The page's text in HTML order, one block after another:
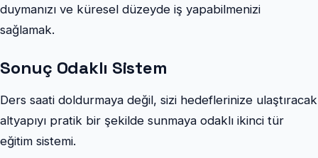
duymanızı ve küresel düzeyde iş yapabilmenizi
sağlamak.
Sonuç Odaklı Sistem
Ders saati doldurmaya değil, sizi hedeflerinize ulaştıracak
altyapıyı pratik bir şekilde sunmaya odaklı ikinci tür
eğitim sistemi.